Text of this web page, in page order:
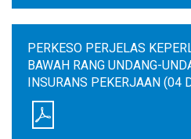
PERKESO PERJELAS
BAWAH RANG UNDANG-
INSURANS PEKERJAAN (04